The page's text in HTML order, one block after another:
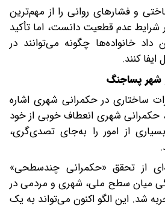
و فشارهای روانی را از مهم‌ترین
عدم‌ قطعیت دانست، اما تأکید
خانواده‌ها چگونه می‌توانند در
کنند.
پساجنگ
ساختاری در حکمرانی شهری اشاره
حکمرانی شهری انعطاف خوبی از خود
از امور را به‌جای تصدی‌گری،
از تحقق «حکمرانی چندسطحی»
میان سطح ملی، شهری و مردمی در
شد. این الگو اکنون می‌تواند به یک